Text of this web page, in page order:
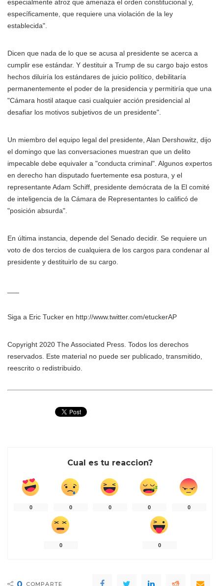
especialmente atroz que amenaza el orden constitucional y,
específicamente, que requiere una violación de la ley
establecida".
Dicen que nada de lo que se acusa al presidente se acerca a
cumplir ese estándar. Y destituir a Trump de su cargo bajo estos
hechos diluiría los estándares de juicio político, debilitaría
permanentemente el poder de la presidencia y permitiría que una
"Cámara hostil ataque casi cualquier acción presidencial al
desafiar los motivos subjetivos de un presidente".
Un miembro del equipo legal del presidente, Alan Dershowitz, dijo
el domingo que las conversaciones muestran que un delito
impecable debe equivaler a "conducta criminal". Algunos expertos
en derecho han disputado fuertemente esa postura, y el
representante Adam Schiff, presidente demócrata de la El comité
de inteligencia de la Cámara de Representantes lo calificó de
"posición absurda".
En última instancia, depende del Senado decidir. Se requiere un
voto de dos tercios de cualquiera de los cargos para condenar al
presidente y destituirlo de su cargo.
Siga a Eric Tucker en http://www.twitter.com/etuckerAP
Copyright 2020 The Associated Press. Todos los derechos
reservados. Este material no puede ser publicado, transmitido,
reescrito o redistribuido.
Cual es tu reaccion?
0 0 0 0 0
0 0
0 COMPARTE